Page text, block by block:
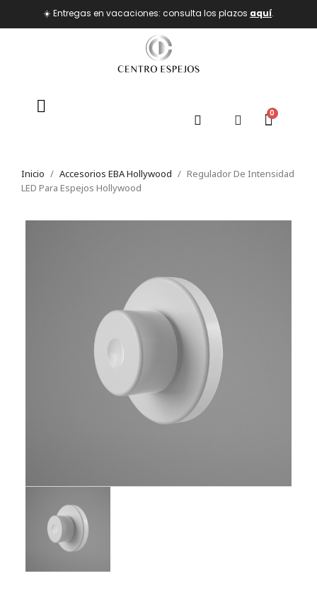
☀️ Entregas en vacaciones: consulta los plazos aquí.
Inicio Accesorios EBA Hollywood
Regulador De Intensidad
LED Para Espejos Hollywood